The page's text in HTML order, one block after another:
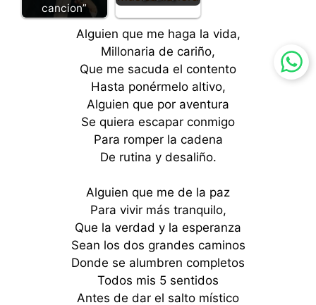
cancion”
Alguien que me haga la vida,
Millonaria de cariño,
Que me sacuda el contento
Hasta ponérmelo altivo,
Alguien que por aventura
Se quiera escapar conmigo
Para romper la cadena
De rutina y desaliño.
Alguien que me de la paz
Para vivir más tranquilo,
Que la verdad y la esperanza
Sean los dos grandes caminos
Donde se alumbren completos
Todos mis 5 sentidos
Antes de dar el salto místico